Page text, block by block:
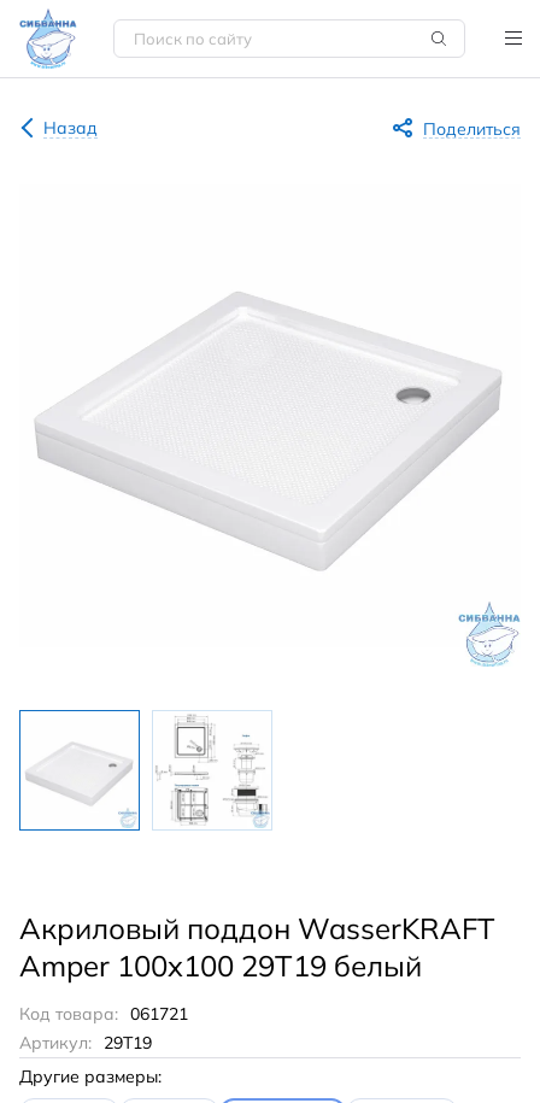
Назад Поделиться
Акриловый поддон WasserKRAFT
Amper 100x100 29T19 белый
Код товара: 061721
Артикул:
29T19
Другие размеры: